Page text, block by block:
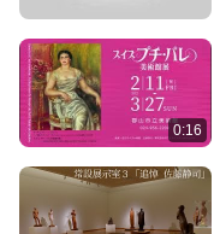
0:16